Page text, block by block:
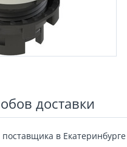
доставки
в Екатеринбурге